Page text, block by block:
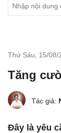
Thứ Sáu, 15/08/
Tăng
Tác giả:
Đây là yêu